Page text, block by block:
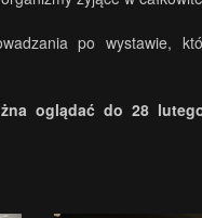
po wystawie,
oglądać do 28